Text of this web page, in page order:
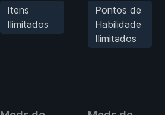
Itens
Ilimitados
Pontos de
Habilidade
Ilimitados